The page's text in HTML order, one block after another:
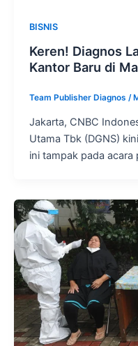
BISNIS
Keren! Diagnos
Kantor Baru di
Team Publisher Diagnos /
Jakarta, CNBC
Utama Tbk (DGNS)
ini tampak pada